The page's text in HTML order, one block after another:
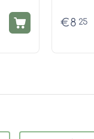
€8 25